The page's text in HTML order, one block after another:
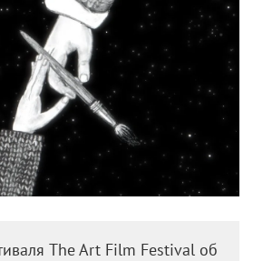
The Art Film Festival об